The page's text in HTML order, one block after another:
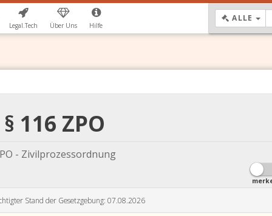
Legal.Tech Über Uns Hilfe
ALLE
§ 116 ZPO
- Zivilprozessordnung
Stand der Gesetzgebung: 07.08.2026